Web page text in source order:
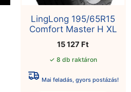
LingLong 195/65R15
Comfort Master H XL
15 127 Ft
✓ 8 db raktáron
Mai feladás, gyors postázás!